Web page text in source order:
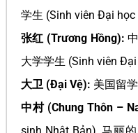
学生 (Sinh viên Đại học
张红 (Trương Hồng):
大学学生 (Sinh viên
大卫 (Đại Vệ): 美国留
中村 (Chung Thôn –